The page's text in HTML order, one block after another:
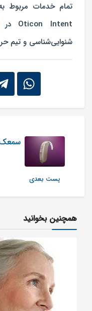
تمام خدمات مربوط
Oticon Intent
شنوایی‌شناسی و تیم
سمعک
پست بعدی
همچنین بخوانید